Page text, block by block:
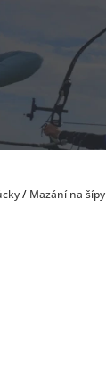
/ Mazání na šípy